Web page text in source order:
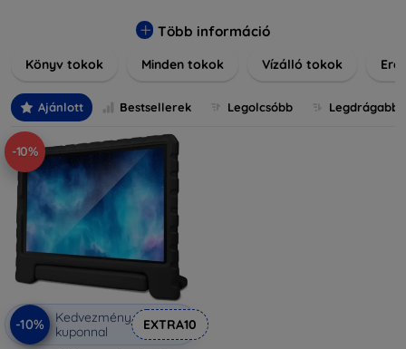
nálunk mindenki megtalálja a stílusához leginkább illő
különlegesebbé eszközeit a tökéletes tokkal!
Több információ
Könyv tokok Minden tokok Vízálló tokok
Ajánlott Bestsellerek Legolcsóbb Legdrágabb
-10%
-10%
Kedvezmény
kuponnal
EXTRA10